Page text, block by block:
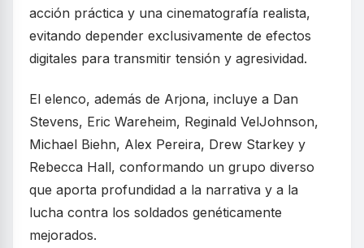
acción práctica y una cinematografía realista,
evitando depender exclusivamente de efectos
digitales para transmitir tensión y agresividad.
El elenco, además de Arjona, incluye a Dan
Stevens, Eric Wareheim, Reginald VelJohnson,
Michael Biehn, Alex Pereira, Drew Starkey y
Rebecca Hall, conformando un grupo diverso
que aporta profundidad a la narrativa y a la
lucha contra los soldados genéticamente
mejorados.